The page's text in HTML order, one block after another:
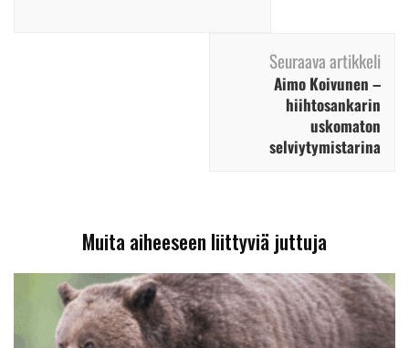
Seuraava artikkeli
Aimo Koivunen –
hiihtosankarin
uskomaton
selviytymistarina
Muita aiheeseen liittyviä juttuja